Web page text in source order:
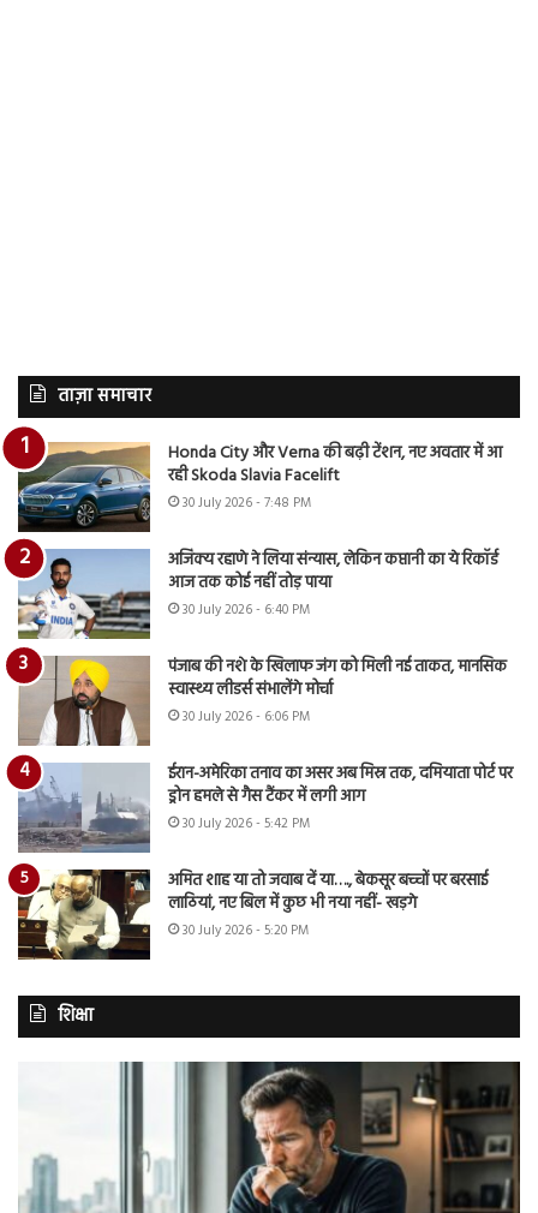
ताज़ा समाचार
Honda City और Verna की बढ़ी टेंशन, नए अवतार में आ
रही Skoda Slavia Facelift
30 July 2026 - 7:48 PM
अजिंक्य रहाणे ने लिया संन्यास, लेकिन कप्तानी का ये रिकॉर्ड
आज तक कोई नहीं तोड़ पाया
30 July 2026 - 6:40 PM
पंजाब की नशे के खिलाफ जंग को मिली नई ताकत, मानसिक
स्वास्थ्य लीडर्स संभालेंगे मोर्चा
30 July 2026 - 6:06 PM
ईरान-अमेरिका तनाव का असर अब मिस्र तक, दमियाता पोर्ट पर
ड्रोन हमले से गैस टैंकर में लगी आग
30 July 2026 - 5:42 PM
अमित शाह या तो जवाब दें या…., बेकसूर बच्चों पर बरसाई
लाठियां, नए बिल में कुछ भी नया नहीं- खड़गे
30 July 2026 - 5:20 PM
शिक्षा